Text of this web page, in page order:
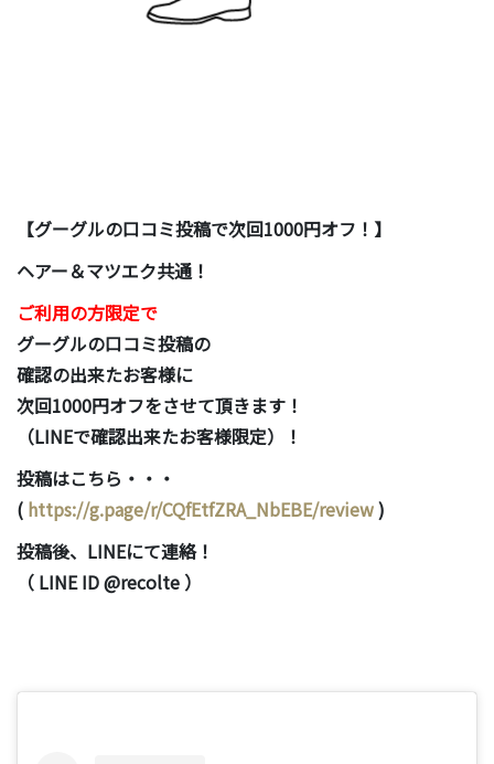
【グーグルの口コミ投稿で次回1000円オフ！】
ヘアー＆マツエク共通！
ご利用の方限定で
グーグルの口コミ投稿の
確認の出来たお客様に
次回1000円オフをさせて頂きます！
（LINEで確認出来たお客様限定）！
投稿はこちら・・・
( https://g.page/r/CQfEtfZRA_NbEBE/review)
投稿後、LINEにて連絡！
（ LINE ID @recolte ）